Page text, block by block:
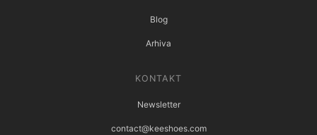
Blog
Arhiva
KONTAKT
Newsletter
contact@keeshoes.com